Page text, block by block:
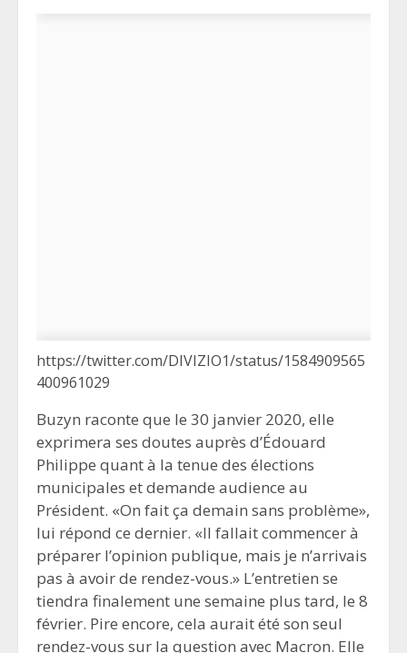
https://twitter.com/DIVIZIO1/status/1584909565
400961029
Buzyn raconte que le 30 janvier 2020, elle
exprimera ses doutes auprès d’Édouard
Philippe quant à la tenue des élections
municipales et demande audience au
Président. «On fait ça demain sans problème»,
lui répond ce dernier. «Il fallait commencer à
préparer l’opinion publique, mais je n’arrivais
pas à avoir de rendez-vous.» L’entretien se
tiendra finalement une semaine plus tard, le 8
février. Pire encore, cela aurait été son seul
rendez-vous sur la question avec Macron. Elle